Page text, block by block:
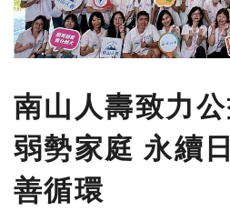
南山人壽致力
弱勢家庭 永續
善循環